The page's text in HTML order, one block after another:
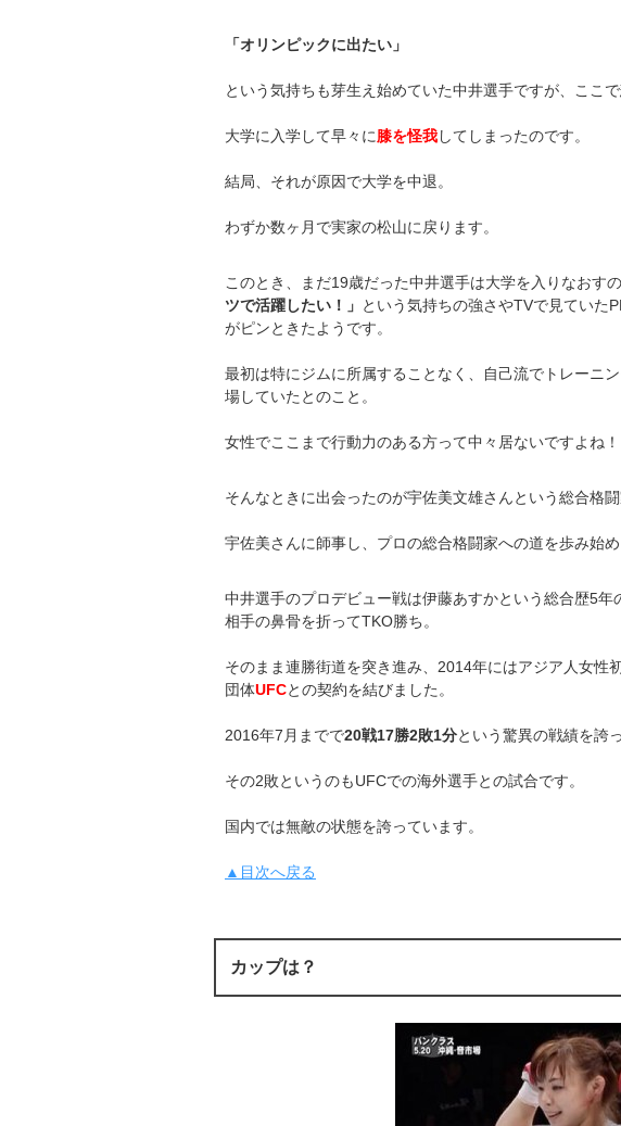
「オリンピックに出たい」
という気持ちも芽生え始めていた中井選手ですが、ここで
大学に入学して早々に膝を怪我してしまったのです。
結局、それが原因で大学を中退。
わずか数ヶ月で実家の松山に戻ります。
このとき、まだ19歳だった中井選手は大学を入りなおす
ツで活躍したい！」 という気持ちの強さやTVで見ていた
がピンときたようです。
最初は特にジムに所属することなく、自己流でトレーニ
場していたとのこと。
女性でここまで行動力のある方って中々居ないですよね！
そんなときに出会ったのが宇佐美文雄さんという総合格闘
宇佐美さんに師事し、プロの総合格闘家への道を歩み始め
中井選手のプロデビュー戦は伊藤あすかという総合歴5
相手の鼻骨を折ってTKO勝ち。
そのまま連勝街道を突き進み、2014年にはアジア人女性
団体UFCとの契約を結びました。
2016年7月までで20戦17勝2敗1分という驚異の戦績を誇
その2敗というのもUFCでの海外選手との試合です。
国内では無敵の状態を誇っています。
▲目次へ戻る
カップは？